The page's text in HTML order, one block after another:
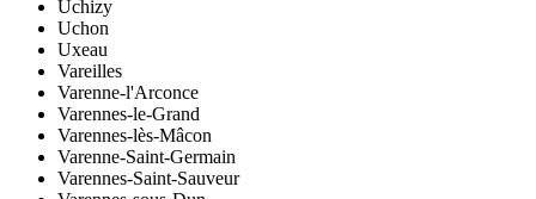
Uchizy
Uchon
Uxeau
Vareilles
Varenne-l'Arconce
Varennes-le-Grand
Varennes-lès-Mâcon
Varenne-Saint-Germain
Varennes-Saint-Sauveur